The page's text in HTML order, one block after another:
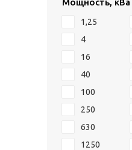
Мощность, кВа
1,25
4
16
40
100
250
630
1250